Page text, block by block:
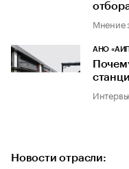
Мнение
АНО
Новости отрасли: